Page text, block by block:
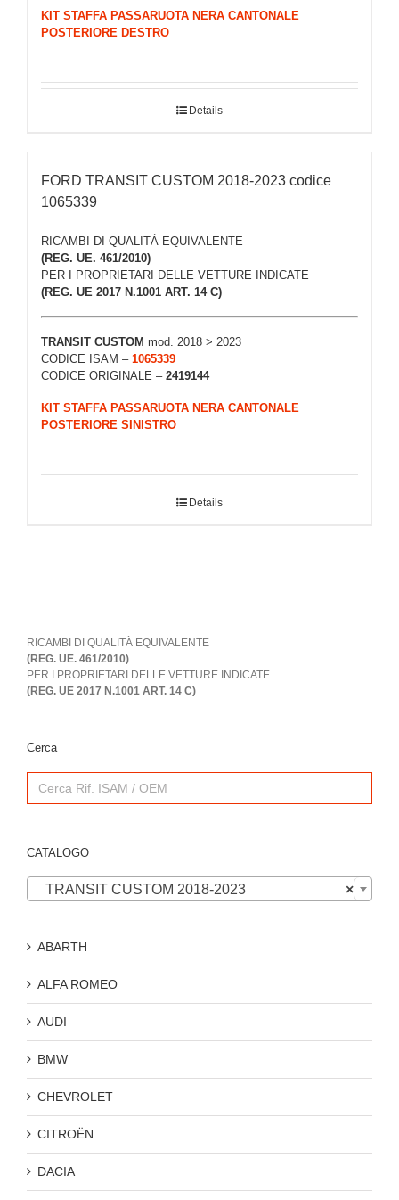
KIT STAFFA PASSARUOTA NERA CANTONALE
POSTERIORE DESTRO
Details
FORD TRANSIT CUSTOM 2018-2023 codice
1065339
RICAMBI DI QUALITÀ EQUIVALENTE
(REG. UE. 461/2010)
PER I PROPRIETARI DELLE VETTURE INDICATE
(REG. UE 2017 N.1001 ART. 14 C)
TRANSIT CUSTOM mod. 2018 > 2023
CODICE ISAM – 1065339
CODICE ORIGINALE – 2419144
KIT STAFFA PASSARUOTA NERA CANTONALE
POSTERIORE SINISTRO
Details
RICAMBI DI QUALITÀ EQUIVALENTE
(REG. UE. 461/2010)
PER I PROPRIETARI DELLE VETTURE INDICATE
(REG. UE 2017 N.1001 ART. 14 C)
Cerca
Search
for:
CATALOGO
×
TRANSIT CUSTOM 2018-2023
ABARTH
ALFA ROMEO
AUDI
BMW
CHEVROLET
CITROËN
DACIA